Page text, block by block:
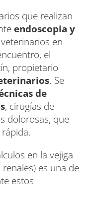
que realizan
endoscopia y
en
el
propietario
. Se
de
, cirugías de
dolorosas, que
en la vejiga
es una de
estos